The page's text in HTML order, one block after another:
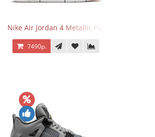
Nike Air Jordan 4 Metallic Pack University Red
7490р.